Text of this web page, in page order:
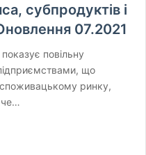
субпродуктів і
07.2021
повільну
що
ринку,